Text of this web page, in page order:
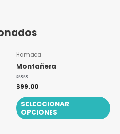
Hamaca
Montañera
Valorado
con
de
5
$99.00
SELECCIONAR
OPCIONES
Las